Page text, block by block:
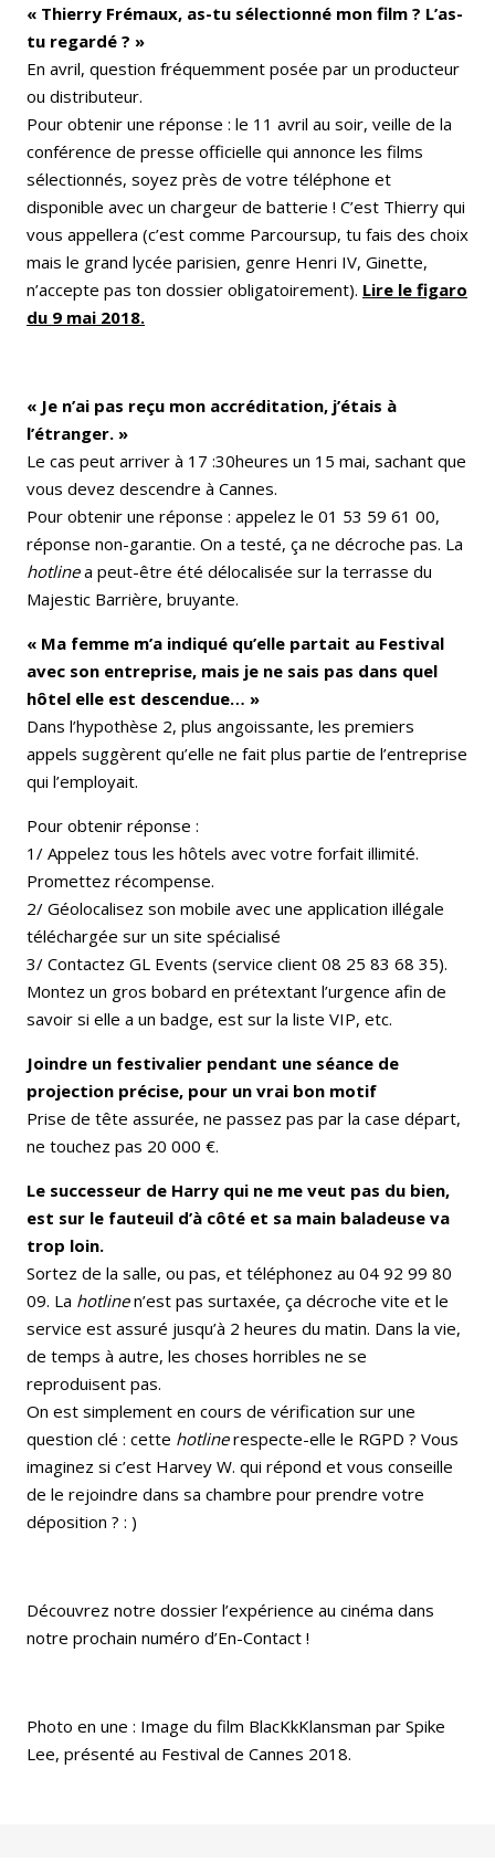
« Thierry Frémaux, as-tu sélectionné mon film ? L’as-
tu regardé ? »
En avril, question fréquemment posée par un producteur
ou distributeur.
Pour obtenir une réponse : le 11 avril au soir, veille de la
conférence de presse officielle qui annonce les films
sélectionnés, soyez près de votre téléphone et
disponible avec un chargeur de batterie ! C’est Thierry qui
vous appellera (c’est comme Parcoursup, tu fais des choix
mais le grand lycée parisien, genre Henri IV, Ginette,
n’accepte pas ton dossier obligatoirement). Lire le figaro
du 9 mai 2018.
« Je n’ai pas reçu mon accréditation, j’étais à
l’étranger. »
Le cas peut arriver à 17 :30heures un 15 mai, sachant que
vous devez descendre à Cannes.
Pour obtenir une réponse : appelez le 01 53 59 61 00,
réponse non-garantie. On a testé, ça ne décroche pas. La
hotlinea peut-être été délocalisée sur la terrasse du
Majestic Barrière, bruyante.
« Ma femme m’a indiqué qu’elle partait au Festival
avec son entreprise, mais je ne sais pas dans quel
hôtel elle est descendue… »
Dans l’hypothèse 2, plus angoissante, les premiers
appels suggèrent qu’elle ne fait plus partie de l’entreprise
qui l’employait.
Pour obtenir réponse :
1/ Appelez tous les hôtels avec votre forfait illimité.
Promettez récompense.
2/ Géolocalisez son mobile avec une application illégale
téléchargée sur un site spécialisé
3/ Contactez GL Events (service client 08 25 83 68 35).
Montez un gros bobard en prétextant l’urgence afin de
savoir si elle a un badge, est sur la liste VIP, etc.
Joindre un festivalier pendant une séance de
projection précise, pour un vrai bon motif
Prise de tête assurée, ne passez pas par la case départ,
ne touchez pas 20 000 €.
Le successeur de Harry qui ne me veut pas du bien,
est sur le fauteuil d’à côté et sa main baladeuse va
trop loin.
Sortez de la salle, ou pas, et téléphonez au 04 92 99 80
09. La hotlinen’est pas surtaxée, ça décroche vite et le
service est assuré jusqu’à 2 heures du matin. Dans la vie,
de temps à autre, les choses horribles ne se
reproduisent pas.
On est simplement en cours de vérification sur une
question clé : cette hotlinerespecte-elle le RGPD ? Vous
imaginez si c’est Harvey W. qui répond et vous conseille
de le rejoindre dans sa chambre pour prendre votre
déposition ? : )
Découvrez notre dossier l’expérience au cinéma dans
notre prochain numéro d’En-Contact !
Photo en une : Image du film BlacKkKlansman par Spike
Lee, présenté au Festival de Cannes 2018.